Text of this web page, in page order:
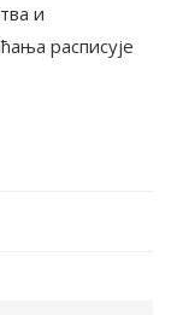
и
расписује